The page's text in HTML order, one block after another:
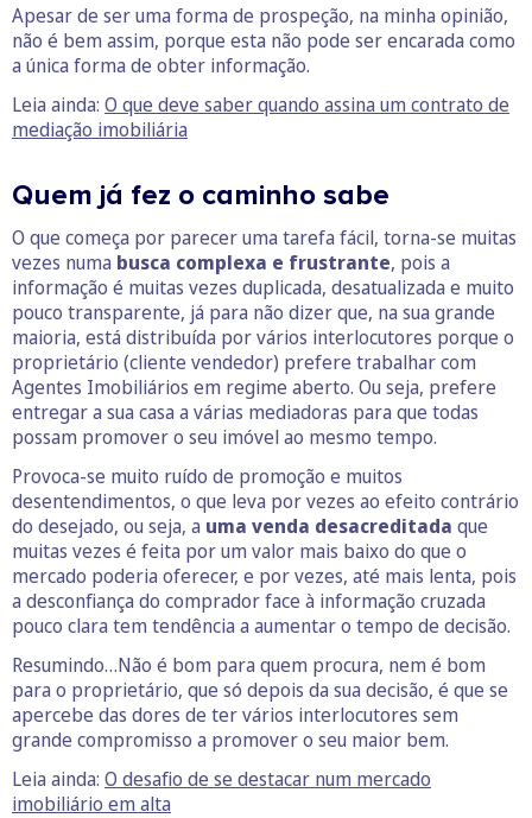
Apesar de ser uma forma de prospeção, na minha opinião,
não é bem assim, porque esta não pode ser encarada como
a única forma de obter informação.
Leia ainda: O que deve saber quando assina um contrato de
mediação imobiliária
Quem já fez o caminho sabe
O que começa por parecer uma tarefa fácil, torna-se muitas
vezes numa busca complexa e frustrante, pois a
informação é muitas vezes duplicada, desatualizada e muito
pouco transparente, já para não dizer que, na sua grande
maioria, está distribuída por vários interlocutores porque o
proprietário (cliente vendedor) prefere trabalhar com
Agentes Imobiliários em regime aberto. Ou seja, prefere
entregar a sua casa a várias mediadoras para que todas
possam promover o seu imóvel ao mesmo tempo.
Provoca-se muito ruído de promoção e muitos
desentendimentos, o que leva por vezes ao efeito contrário
do desejado, ou seja, a uma venda desacreditada que
muitas vezes é feita por um valor mais baixo do que o
mercado poderia oferecer, e por vezes, até mais lenta, pois
a desconfiança do comprador face à informação cruzada
pouco clara tem tendência a aumentar o tempo de decisão.
Resumindo…Não é bom para quem procura, nem é bom
para o proprietário, que só depois da sua decisão, é que se
apercebe das dores de ter vários interlocutores sem
grande compromisso a promover o seu maior bem.
Leia ainda: O desafio de se destacar num mercado
imobiliário em alta